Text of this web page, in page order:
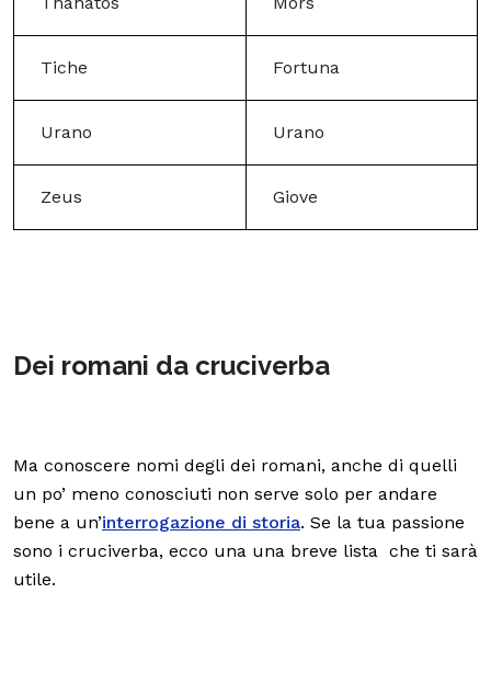
Tiche Fortuna
Urano Urano
Zeus Giove
Dei romani da cruciverba
Ma conoscere nomi degli dei romani, anche di quelli
un po’ meno conosciuti non serve solo per andare
bene a un’interrogazione di storia. Se la tua passione
sono i cruciverba, ecco una una breve lista che ti sarà
utile.